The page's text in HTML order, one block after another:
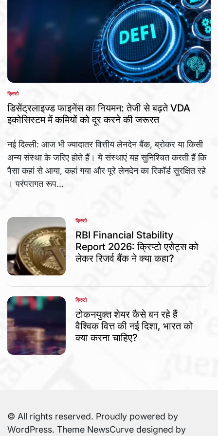
POSTED
IN
क्रिप्टो
डिसेंट्रलाइज्ड फाइनेंस का नियमन: तेजी से बढ़ते VDA
इकोसिस्टम में कमियों को दूर करने की जरूरत
नई दिल्ली: आज भी ज्यादातर वित्तीय लेनदेन बैंक, ब्रोकर या किसी
अन्य संस्था के जरिए होते हैं। ये संस्थाएं यह सुनिश्चित करती हैं कि
पैसा कहां से आया, कहां गया और पूरे लेनदेन का रिकॉर्ड सुरक्षित रहे
। परंपरागत रूप...
POSTED
IN
क्रिप्टो
RBI Financial Stability
Report 2026: क्रिप्टो एसेट्स को
लेकर रिजर्व बैंक ने क्या कहा?
POSTED
IN
क्रिप्टो
टोकनयुक्त शेयर कैसे बन रहे हैं
वैश्विक वित्त की नई दिशा, भारत को
क्या करना चाहिए?
© All rights reserved. Proudly powered by
WordPress. Theme NewsCurve designed by